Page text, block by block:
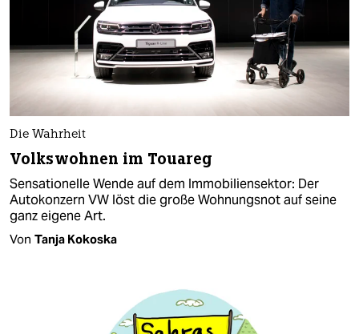
Die Wahrheit
Volkswohnen im Touareg
Sensationelle Wende auf dem Immobiliensektor: Der
Autokonzern VW löst die große Wohnungsnot auf seine
ganz eigene Art.
Von Tanja Kokoska